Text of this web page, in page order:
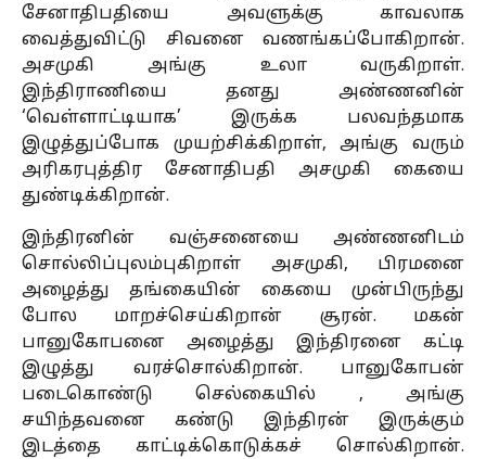
சேனாதிபதியை அவளுக்கு காவலாக
வைத்துவிட்டு சிவனை வணங்கப்போகிறான்.
அசமுகி அங்கு உலா வருகிறாள்.
இந்திராணியை தனது அண்ணனின்
‘வெள்ளாட்டியாக’ இருக்க பலவந்தமாக
இழுத்துப்போக முயற்சிக்கிறாள், அங்கு வரும்
அரிகரபுத்திர சேனாதிபதி அசமுகி கையை
துண்டிக்கிறான்.
இந்திரனின் வஞ்சனையை அண்ணனிடம்
சொல்லிப்புலம்புகிறாள் அசமுகி, பிரமனை
அழைத்து தங்கையின் கையை முன்பிருந்து
போல மாறச்செய்கிறான் சூரன். மகன்
பானுகோபனை அழைத்து இந்திரனை கட்டி
இழுத்து வரச்சொல்கிறான். பானுகோபன்
படைகொண்டு செல்கையில் , அங்கு
சயிந்தவனை கண்டு இந்திரன் இருக்கும்
இடத்தை காட்டிக்கொடுக்கச் சொல்கிறான்.